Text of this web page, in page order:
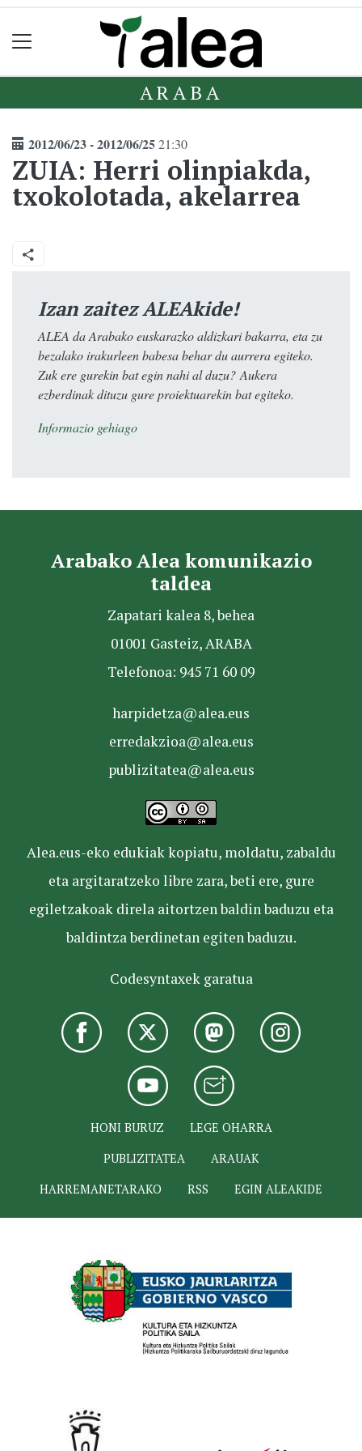
ARABA
2012/06/23 - 2012/06/2521:30
ZUIA: Herri olinpiakda,
txokolotada, akelarrea
Izan zaitez ALEAkide!
ALEA da Arabako euskarazko aldizkari bakarra, eta zu
bezalako irakurleen babesa behar du aurrera egiteko.
Zuk ere gurekin bat egin nahi al duzu? Aukera
ezberdinak dituzu gure proiektuarekin bat egiteko.
Informazio gehiago
Arabako Alea komunikazio
taldea
Zapatari kalea 8, behea
01001 Gasteiz, ARABA
Telefonoa: 945 71 60 09
harpidetza@alea.eus
erredakzioa@alea.eus
publizitatea@alea.eus
Alea.eus-eko edukiak kopiatu, moldatu, zabaldu
eta argitaratzeko libre zara, beti ere, gure
egiletzakoak direla aitortzen baldin baduzu eta
baldintza berdinetan egiten baduzu.
Codesyntaxek garatua
HONI BURUZ
LEGE OHARRA
PUBLIZITATEA
ARAUAK
HARREMANETARAKO
RSS EGIN ALEAKIDE